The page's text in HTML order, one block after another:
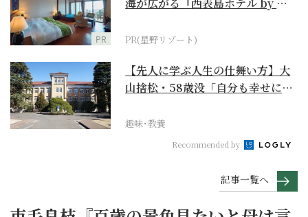
PR
海が広がる『西表島ホテル by 星
PR(星野リゾート)
【先人に学ぶ人生の仕舞い方】大
山捨松・58歳没「自分も幸せにな
趣味･教養
Recommended by
記事一覧へ